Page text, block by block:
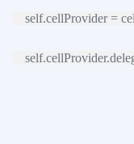
self.cellProvider =